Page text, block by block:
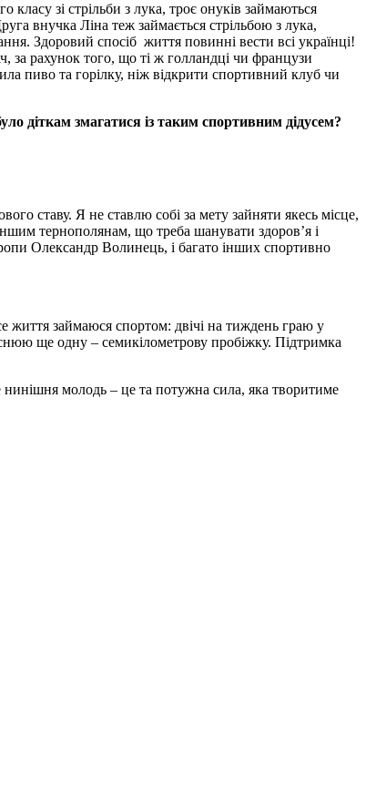
зі стрільби з лука, троє онуків займаються
внучка Ліна теж займається стрільбою з лука,
Здоровий спосіб життя повинні вести всі українці!
за рахунок того, що ті ж голландці чи французи
пиво та горілку, ніж відкрити спортивний клуб чи
діткам змагатися із таким спортивним дідусем?
ставу. Я не ставлю собі за мету зайняти якесь місце,
тернополянам, що треба шанувати здоров’я і
Олександр Волинець, і багато інших спортивно
життя займаюся спортом: двічі на тиждень граю у
ще одну – семикілометрову пробіжку. Підтримка
нинішня молодь – це та потужна сила, яка творитиме